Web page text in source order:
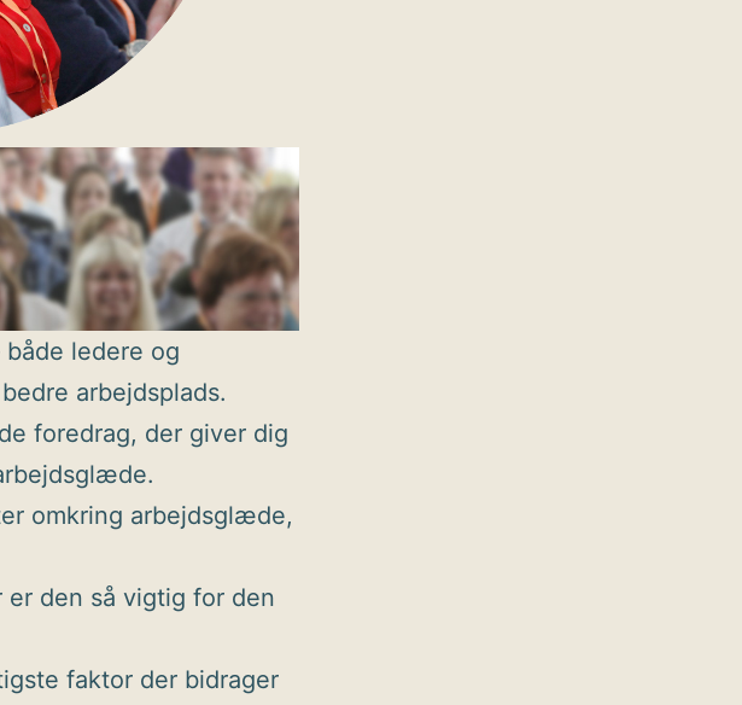
ledere og
arbejdsplads.
foredrag, der giver dig
omkring arbejdsglæde,
den så vigtig for den
faktor der bidrager